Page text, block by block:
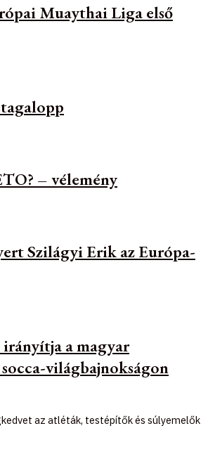
Muaythai Liga első
– vélemény
Szilágyi Erik az Európa-
a magyar
világbajnokságon
az atléták, testépítők és súlyemelők